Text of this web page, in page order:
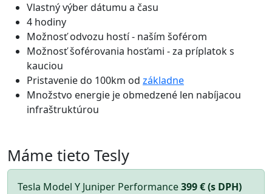
Vlastný výber dátumu a času
4 hodiny
Možnosť odvozu hostí - naším šoférom
Možnosť šoférovania hosťami - za príplatok s
kauciou
Pristavenie do 100km od základne
Množstvo energie je obmedzené len nabíjacou
infraštruktúrou
Máme tieto Tesly
Tesla Model Y Juniper Performance399 €(s DPH)